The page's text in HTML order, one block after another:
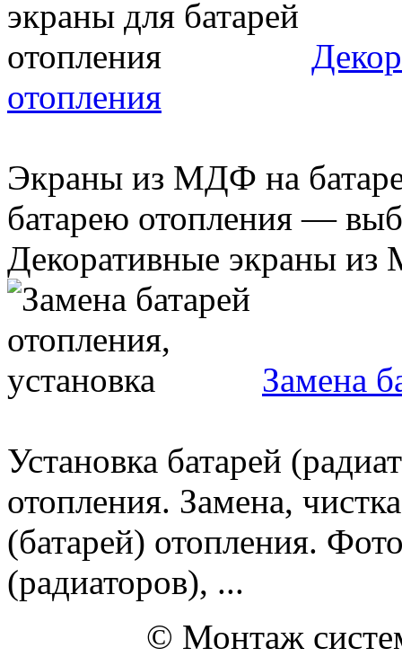
отопления
Экраны из МДФ на
батарею отопления —
Декоративные экраны
Замена
Установка батарей
отопления. Замена,
(батарей) отопления.
(радиаторов), ...
© Монтаж